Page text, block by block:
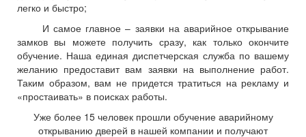
легко и быстро;
И самое главное – заявки на аварийное открывание
замков вы можете получить сразу, как только окончите
обучение. Наша единая диспетчерская служба по вашему
желанию предоставит вам заявки на выполнение работ.
Таким образом, вам не придется тратиться на рекламу и
«простаивать» в поисках работы.
Уже более 15 человек прошли обучение аварийному
открыванию дверей в нашей компании и получают